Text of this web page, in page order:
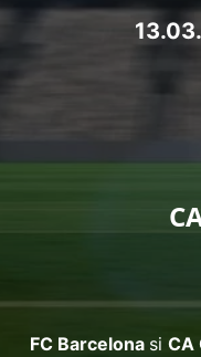
FC Barcelona si CA